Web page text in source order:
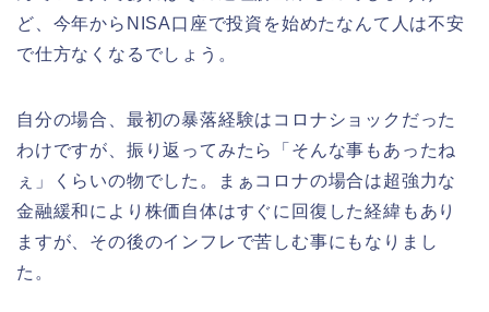
ど、今年からNISA口座で投資を始めたなんて人は不安
で仕方なくなるでしょう。
自分の場合、最初の暴落経験はコロナショックだった
わけですが、振り返ってみたら「そんな事もあったね
ぇ」くらいの物でした。まぁコロナの場合は超強力な
金融緩和により株価自体はすぐに回復した経緯もあり
ますが、その後のインフレで苦しむ事にもなりまし
た。